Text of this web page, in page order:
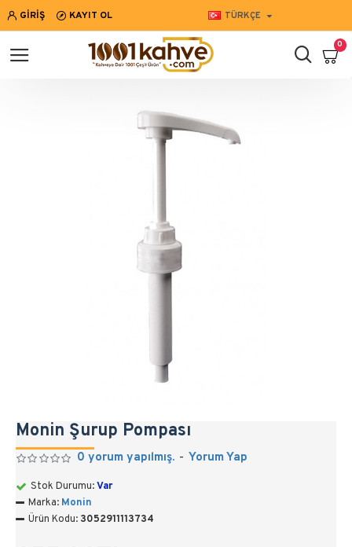
GIRIŞ KAYIT OL TÜRKÇE
0
Monin Şurup Pompası
0 yorum yapılmış. - Yorum Yap
Stok Durumu:Var
Marka: Monin
Ürün Kodu: 3052911113734